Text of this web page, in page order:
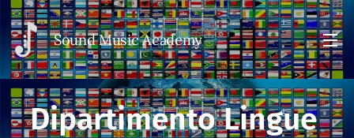
Sound Music Academy
Dipartimento Lingue